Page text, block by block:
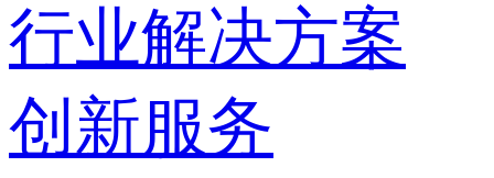
行业解决方案
创新服务